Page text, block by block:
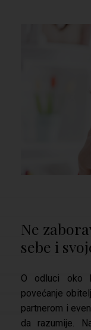
Ne
sebe i
O odluci oko
povećanje
partnerom i
da razumije.